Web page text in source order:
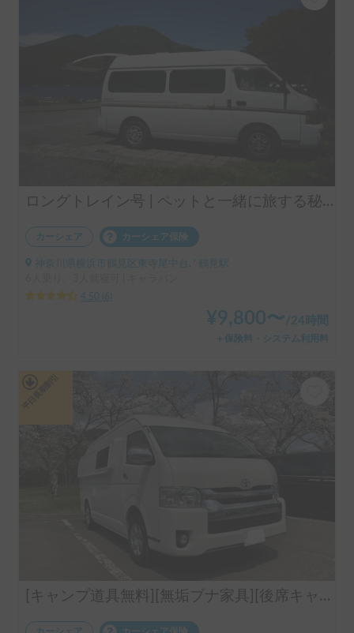
ロングトレイン号 | ペットと一緒に旅する秘密基地！平日もOKな快適ウッド調キャラバン
カーシェア カーシェア保険
神奈川県横浜市鶴見区東寺尾中台, ' 鶴見駅
4.50
6
¥9,800〜 /24時間
＋保険料・システム利用料
[キャンプ道具無料][無垢ブナ家具][後席キャプテンシート][後部視認良好]オークサイドスリーパー号